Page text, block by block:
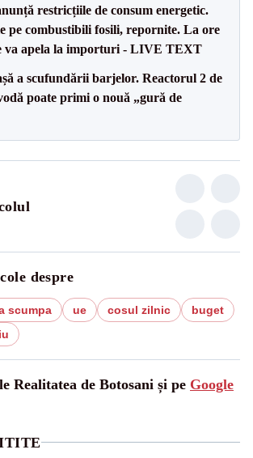
restricțiile de consum energetic.
pe combustibili fosili, repornite. La ore
va apela la importuri - LIVE TEXT
a scufundării barjelor. Reactorul 2 de
poate primi o nouă „gură de
despre
scumpa ue cosul zilnic
buget
Realitatea de Botosani și pe Google